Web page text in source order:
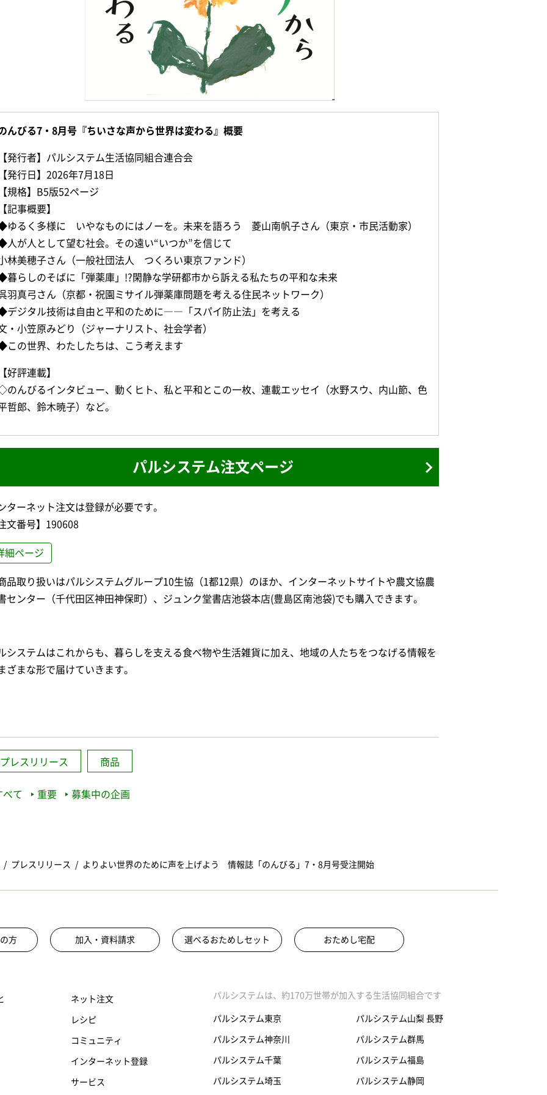
んびる7・8月号『ちいさな声から世界は変わる』概要
発行者】パルシステム生活協同組合連合会
発行日】2026年7月18日
規格】B5版52ページ
記事概要】
ゆるく多様に いやなものにはノーを。未来を語ろう 菱山南帆子さん（東京・市民活動家）
人が人として望む社会。その遠い“いつか”を信じて
林美穂子さん（一般社団法人 つくろい東京ファンド）
暮らしのそばに「弾薬庫」!?閑静な学研都市から訴える私たちの平和な未来
羽真弓さん（京都・祝園ミサイル弾薬庫問題を考える住民ネットワーク）
デジタル技術は自由と平和のために――「スパイ防止法」を考える
・小笠原みどり（ジャーナリスト、社会学者）
この世界、わたしたちは、こう考えます
好評連載】
のんびるインタビュー、動くヒト、私と平和とこの一枚、連載エッセイ（水野スウ、内山節、色
哲郎、鈴木暁子）など。
パルシステム注文ページ
ターネット注文は登録が必要です。
文番号】190608
細ページ
品取り扱いはパルシステムグループ10生協（1都12県）のほか、インターネットサイトや農文協農
センター（千代田区神田神保町）、ジュンク堂書店池袋本店(豊島区南池袋)でも購入できます。
システムはこれからも、暮らしを支える食べ物や生活雑貨に加え、地域の人たちをつなげる情報を
ざまな形で届けていきます。
プレスリリース 商品
べて 重要 募集中の企画
プレスリリース よりよい世界のために声を上げよう 情報誌「のんびる」7・8月号受注開始
方 加入・資料請求 選べるおためしセット おためし宅配
ネット注文
レシピ
コミュニティ
インターネット登録
サービス
パルシステムは、約170万世帯が加入する生活協同組合です
パルシステム東京
パルシステム神奈川
パルシステム千葉
パルシステム埼玉
パルシステム山梨 長野
パルシステム群馬
パルシステム福島
パルシステム静岡